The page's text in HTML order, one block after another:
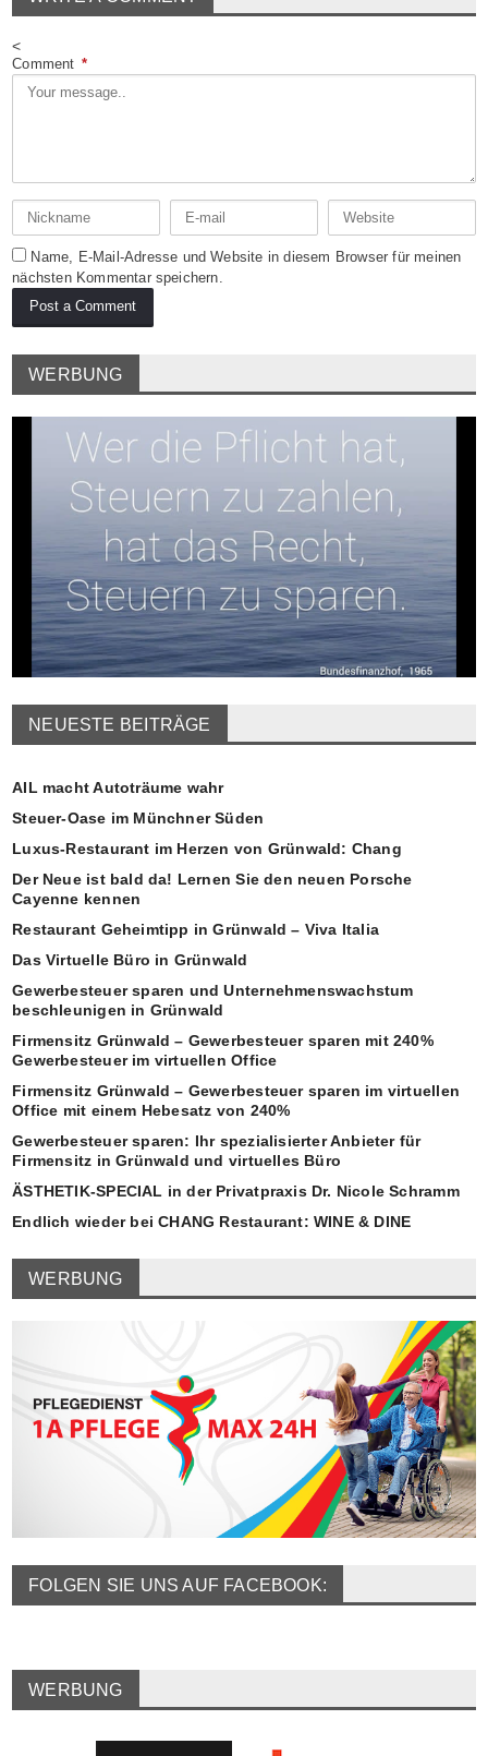
<
Comment *
Name, E-Mail-Adresse und Website in diesem Browser für meinen
nächsten Kommentar speichern.
WERBUNG
NEUESTE BEITRÄGE
AIL macht Autoträume wahr
Steuer-Oase im Münchner Süden
Luxus-Restaurant im Herzen von Grünwald: Chang
Der Neue ist bald da! Lernen Sie den neuen Porsche
Cayenne kennen
Restaurant Geheimtipp in Grünwald – Viva Italia
Das Virtuelle Büro in Grünwald
Gewerbesteuer sparen und Unternehmenswachstum
beschleunigen in Grünwald
Firmensitz Grünwald – Gewerbesteuer sparen mit 240%
Gewerbesteuer im virtuellen Office
Firmensitz Grünwald – Gewerbesteuer sparen im virtuellen
Office mit einem Hebesatz von 240%
Gewerbesteuer sparen: Ihr spezialisierter Anbieter für
Firmensitz in Grünwald und virtuelles Büro
ÄSTHETIK-SPECIAL in der Privatpraxis Dr. Nicole Schramm
Endlich wieder bei CHANG Restaurant: WINE & DINE
WERBUNG
FOLGEN SIE UNS AUF FACEBOOK:
WERBUNG